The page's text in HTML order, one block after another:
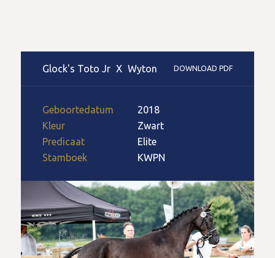
Glock's Toto Jr X Wyton DOWNLOAD PDF
Geboortedatum
2018
Kleur
Zwart
Predicaat
Elite
Stamboek
KWPN